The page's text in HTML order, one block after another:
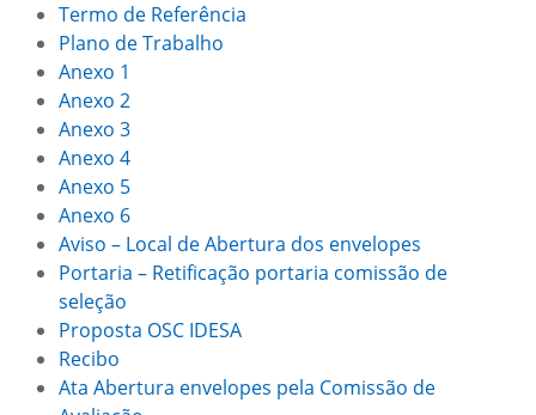
Termo de Referência
Plano de Trabalho
Anexo 1
Anexo 2
Anexo 3
Anexo 4
Anexo 5
Anexo 6
Aviso – Local de Abertura dos envelopes
Portaria – Retificação portaria comissão de
seleção
Proposta OSC IDESA
Recibo
Ata Abertura envelopes pela Comissão de